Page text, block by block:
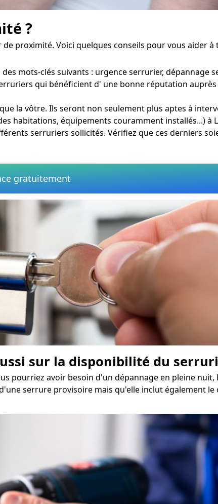
?
proximité. Voici quelques conseils pour vous aider à
mots-clés suivants : urgence serrurier, dépannage
qui bénéficient d' une bonne réputation auprès
la vôtre. Ils seront non seulement plus aptes à
habitations, équipements couramment installés...) à
serruriers sollicités. Vérifiez que ces derniers
gratuitement
sur la disponibilité du
pourriez avoir besoin d'un dépannage en pleine nuit,
serrure provisoire mais qu'elle inclut également le